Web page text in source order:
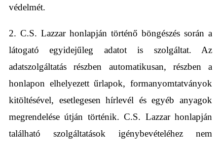
védelmét.
2. C.S. Lazzar honlapján történő böngészés során a
látogató egyidejűleg adatot is szolgáltat. Az
adatszolgáltatás részben automatikusan, részben a
honlapon elhelyezett űrlapok, formanyomtatványok
kitöltésével, esetlegesen hírlevél és egyéb anyagok
megrendelése útján történik. C.S. Lazzar honlapján
található szolgáltatások igénybevételéhez nem